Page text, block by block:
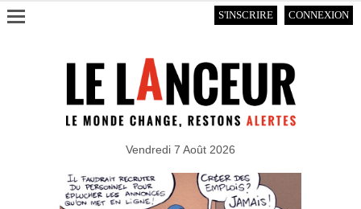
S'INSCRIRE CONNEXION
Vendredi 7 Août 2026